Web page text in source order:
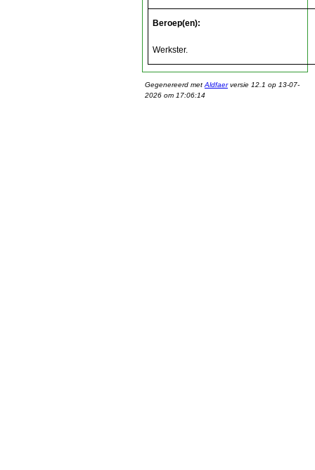
Beroep(en):
Werkster.
Gegenereerd met Aldfaerversie 12.1 op 13-07-
2026 om 17:06:14